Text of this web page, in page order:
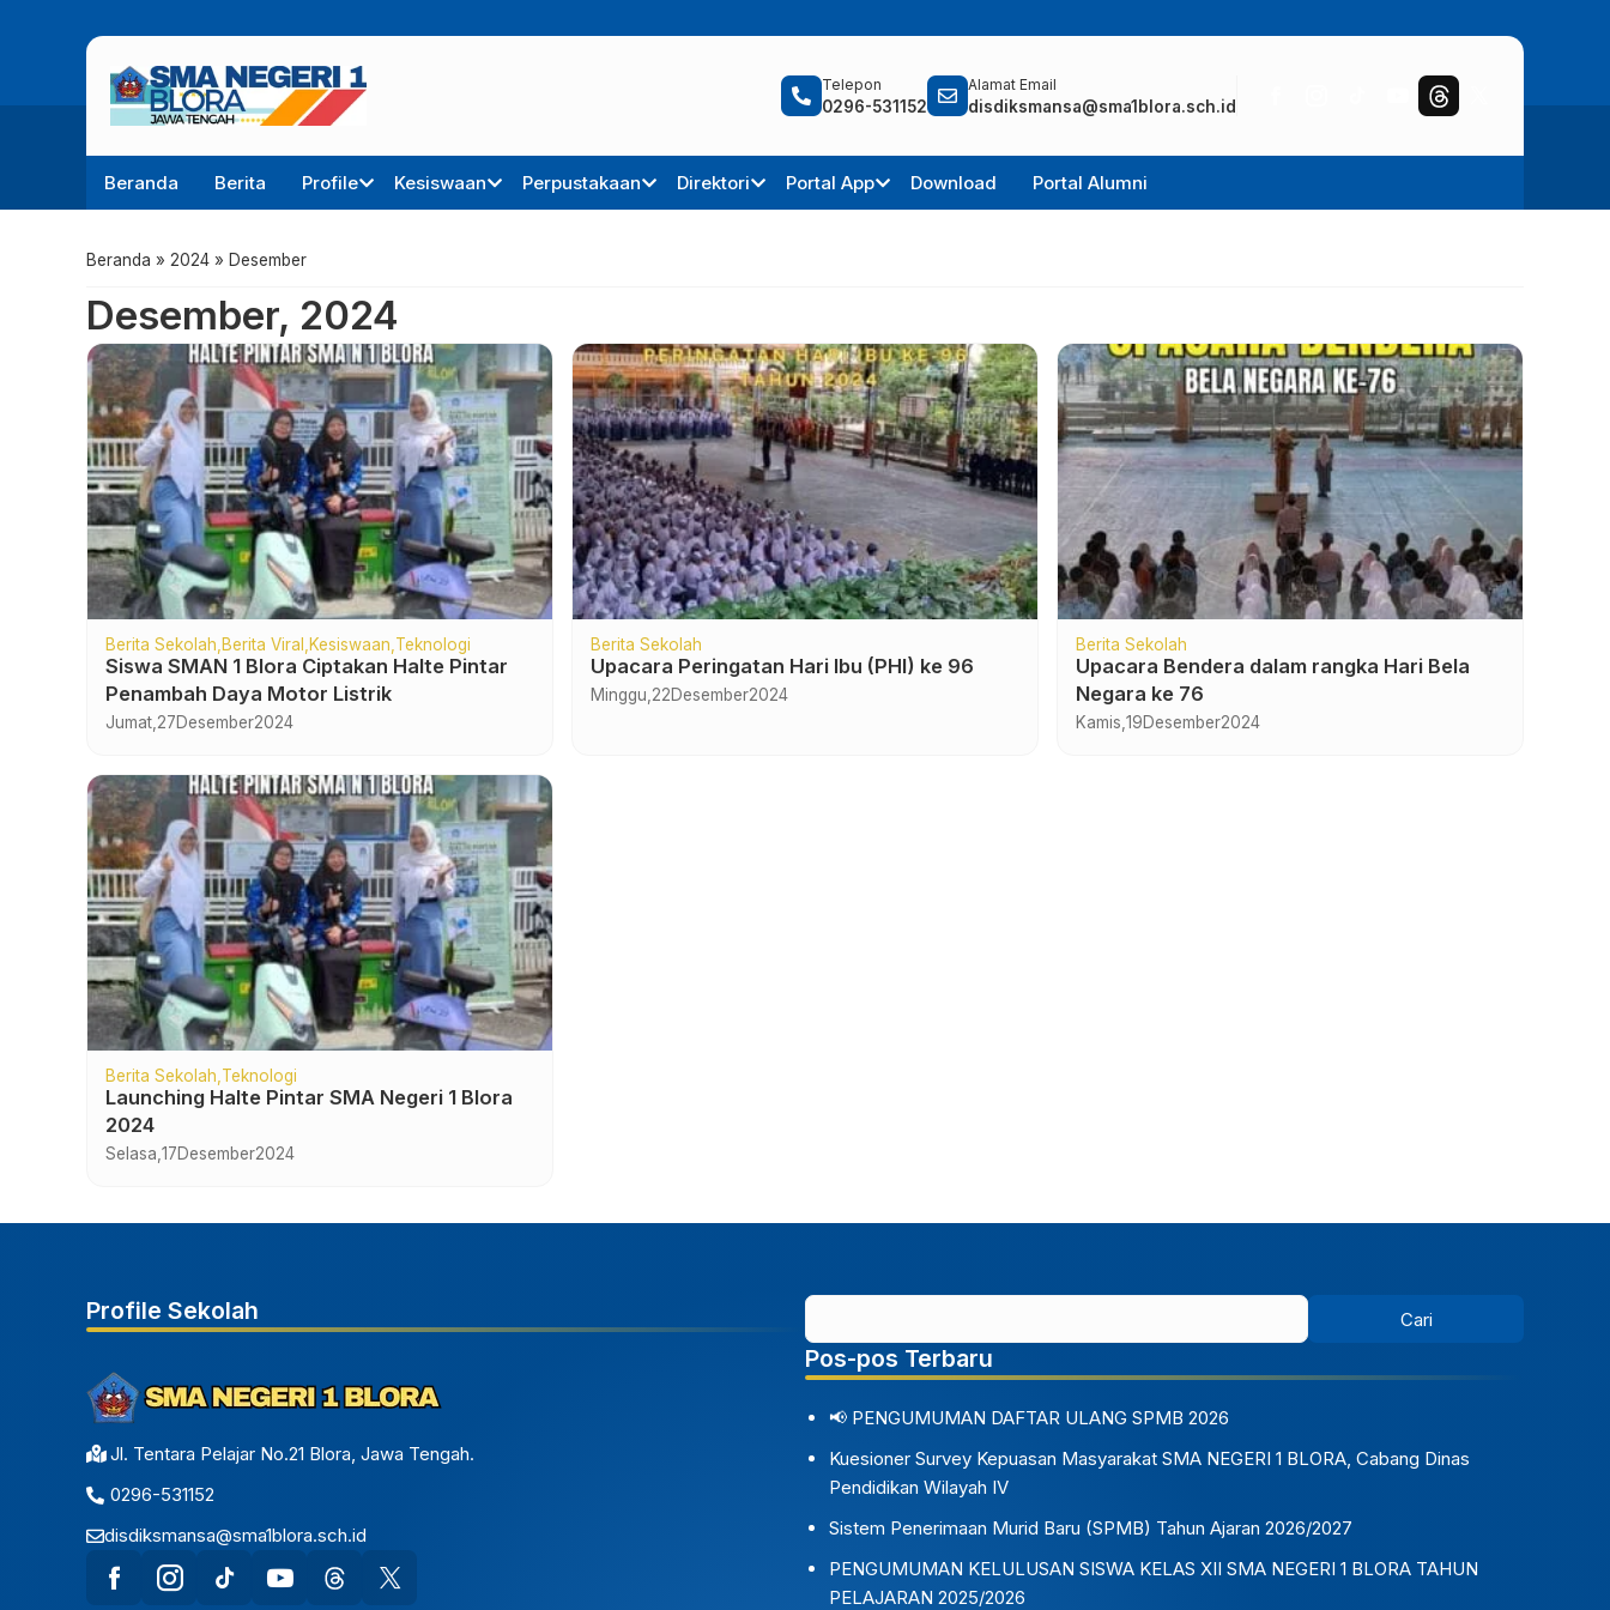
Telepon
0296-531152
Alamat Email
disdiksmansa@sma1blora.sch.id
Beranda Berita Profile Kesiswaan Perpustakaan Direktori Portal App Download Portal Alumni
Beranda » 2024 » Desember
Desember, 2024
Berita Sekolah Berita Viral Kesiswaan Teknologi
Siswa SMAN 1 Blora Ciptakan Halte Pintar
Penambah Daya Motor Listrik
Jumat, 27Desember2024
Berita Sekolah
Upacara Peringatan Hari Ibu (PHI) ke 96
Minggu, 22Desember2024
Berita Sekolah
Upacara Bendera dalam rangka Hari Bela
Negara ke 76
Kamis, 19Desember2024
Berita Sekolah Teknologi
Launching Halte Pintar SMA Negeri 1 Blora
2024
Selasa, 17Desember2024
Profile Sekolah
Jl. Tentara Pelajar No.21 Blora, Jawa Tengah.
0296-531152
disdiksmansa@sma1blora.sch.id
Pos-pos Terbaru
📢 PENGUMUMAN DAFTAR ULANG SPMB 2026
Kuesioner Survey Kepuasan Masyarakat SMA NEGERI 1 BLORA, Cabang Dinas
Pendidikan Wilayah IV
Sistem Penerimaan Murid Baru (SPMB) Tahun Ajaran 2026/2027
PENGUMUMAN KELULUSAN SISWA KELAS XII SMA NEGERI 1 BLORA TAHUN
PELAJARAN 2025/2026